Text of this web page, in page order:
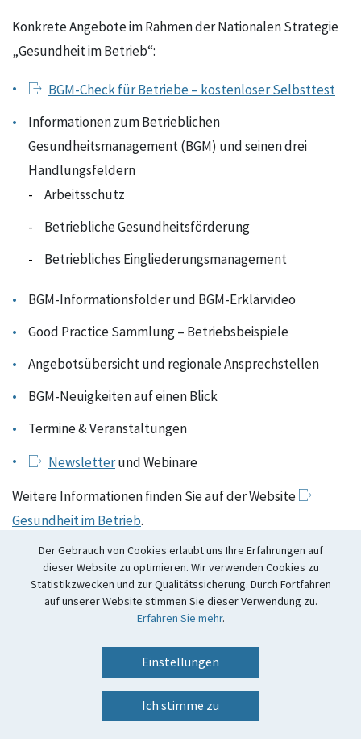
Der Gebrauch von Cookies erlaubt uns Ihre Erfahrungen auf
dieser Website zu optimieren. Wir verwenden Cookies zu
Statistikzwecken und zur Qualitätssicherung. Durch Fortfahren
auf unserer Website stimmen Sie dieser Verwendung zu.
Erfahren Sie mehr.
Einstellungen
Ich stimme zu
Konkrete Angebote im Rahmen der Nationalen Strategie
„Gesundheit im Betrieb“:
BGM-Check für Betriebe – kostenloser Selbsttest
Informationen zum Betrieblichen
Gesundheitsmanagement (BGM) und seinen drei
Handlungsfeldern
Arbeitsschutz
Betriebliche Gesundheitsförderung
Betriebliches Eingliederungsmanagement
BGM-Informationsfolder und BGM-Erklärvideo
Good Practice Sammlung – Betriebsbeispiele
Angebotsübersicht und regionale Ansprechstellen
BGM-Neuigkeiten auf einen Blick
Termine & Veranstaltungen
Newsletterund Webinare
Weitere Informationen finden Sie auf der Website
Gesundheit im Betrieb.
Letzte Änderung am: 10.04.2026
Datenschutz
Impressum